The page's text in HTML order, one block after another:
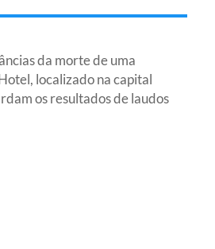
da morte de uma
localizado na capital
os resultados de laudos